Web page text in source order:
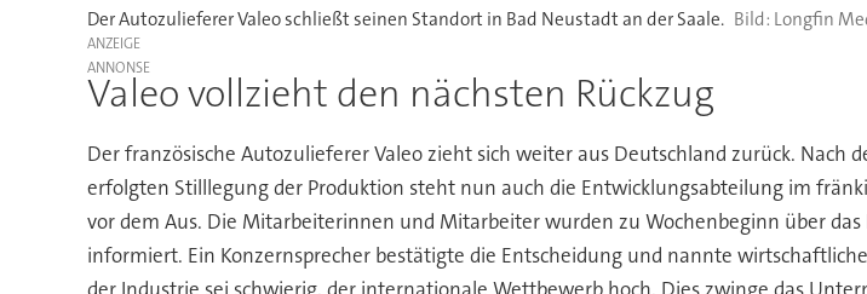
Der Autozulieferer Valeo schließt seinen Standort in Bad Neustadt an der Saale. Longfin
ANZEIGE
Valeo vollzieht den nächsten Rückzug
Der französische Autozulieferer Valeo zieht sich weiter aus Deutschland zurück. Nach
erfolgten Stilllegung der Produktion steht nun auch die Entwicklungsabteilung im
vor dem Aus. Die Mitarbeiterinnen und Mitarbeiter wurden zu Wochenbeginn über das
informiert. Ein Konzernsprecher bestätigte die Entscheidung und nannte